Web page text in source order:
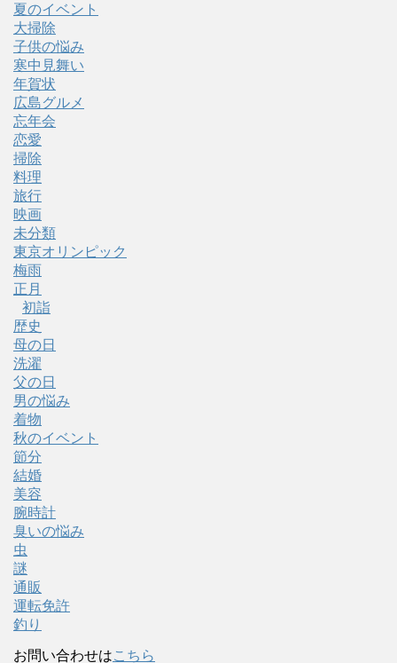
夏のイベント
大掃除
子供の悩み
寒中見舞い
年賀状
広島グルメ
忘年会
恋愛
掃除
料理
旅行
映画
未分類
東京オリンピック
梅雨
正月
初詣
歴史
母の日
洗濯
父の日
男の悩み
着物
秋のイベント
節分
結婚
美容
腕時計
臭いの悩み
虫
謎
通販
運転免許
釣り
お問い合わせはこちら